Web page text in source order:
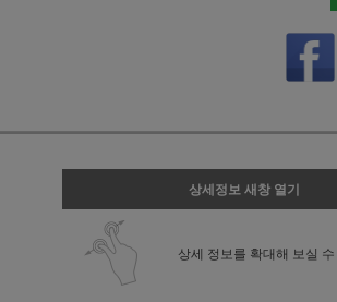
상세정보 새창 열기
상세 정보를 확대해 보실 수